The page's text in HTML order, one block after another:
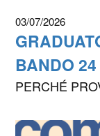
03/07/2026
BANDO
PERCHÉ